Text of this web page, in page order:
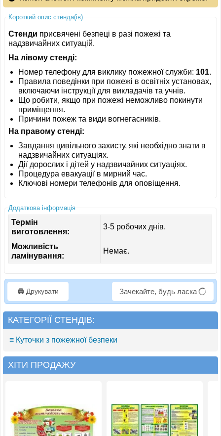
Короткий опис стенда(ів)
Стенди присвячені безпеці в разі пожежі та
надзвичайних ситуацій.
На лівому стенді:
Номер телефону для виклику пожежної служби: 101.
Правила поведінки при пожежі в освітніх установах,
включаючи інструкції для викладачів та учнів.
Що робити, якщо при пожежі неможливо покинути
приміщення.
Причини пожеж та види вогнегасників.
На правому стенді:
Завдання цивільного захисту, які необхідно знати в
надзвичайних ситуаціях.
Дії дорослих і дітей у надзвичайних ситуаціях.
Процедура евакуації в мирний час.
Ключові номери телефонів для оповіщення.
Додаткова інформація
Термін
виготовлення:
3-5 робочих днів.
Можливість
ламінування:
Немає.
🖨️ Друкувати Зачекайте, будь ласка
КАТЕГОРІЇ СТЕНДІВ:
≡ Куточки з пожежної безпеки
ХІТИ ПРОДАЖУ